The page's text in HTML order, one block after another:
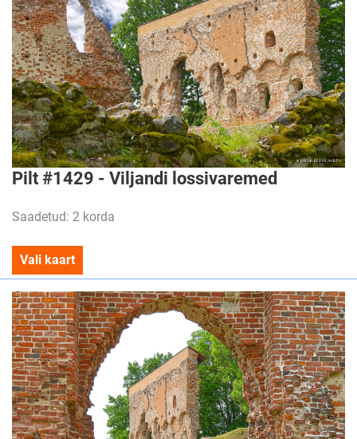
Pilt #1429 - Viljandi lossivaremed
Saadetud: 2 korda
Vali kaart